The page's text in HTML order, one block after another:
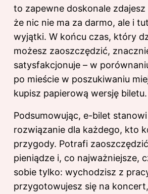
to zapewne doskonale zdajesz
że nic nie ma za darmo, ale i
wyjątki. W końcu czas, który
możesz zaoszczędzić,
satysfakcjonuje – w
po mieście w poszukiwaniu
kupisz papierową wersję biletu.
Podsumowując, e-bilet stanowi
rozwiązanie dla każdego, kto
przygody. Potrafi
pieniądze i, co najważniejsze,
sobie tylko: wychodzisz z
przygotowujesz się na